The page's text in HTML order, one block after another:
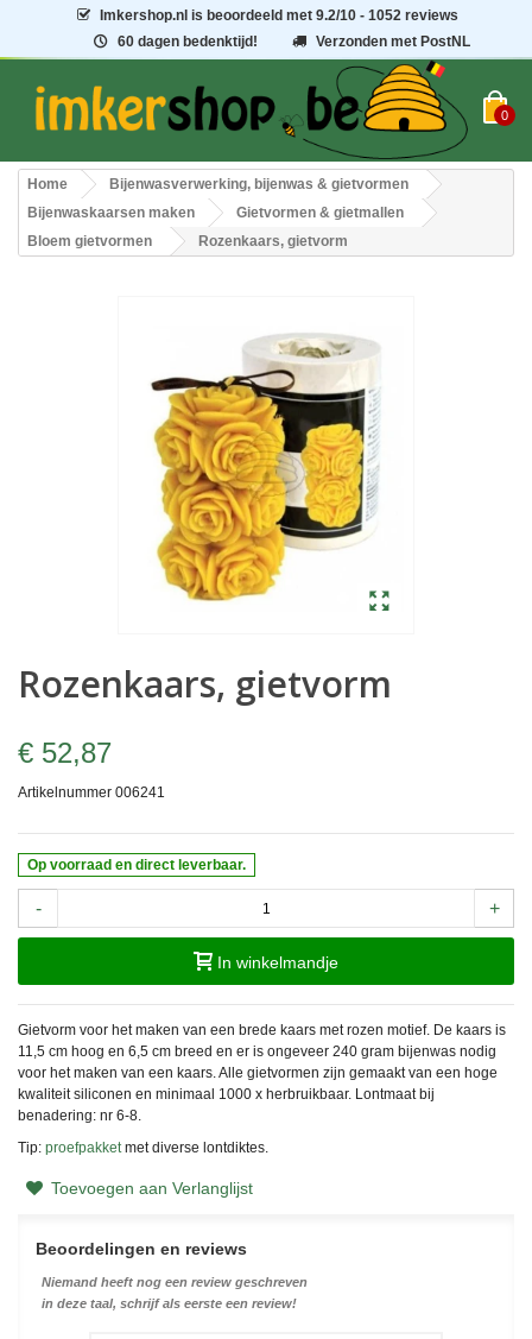
Imkershop.nl is beoordeeld met9.2/10 - 1052 reviews
60 dagen bedenktijd!
Verzonden met PostNL
0
Home
Bijenwasverwerking, bijenwas & gietvormen
Bijenwaskaarsen maken
Gietvormen & gietmallen
Bloem gietvormen
Rozenkaars, gietvorm
Rozenkaars, gietvorm
€ 52,87
Artikelnummer 006241
Op voorraad en direct leverbaar.
- +
In winkelmandje
Gietvorm voor het maken van een brede kaars met rozen motief. De kaars is
11,5 cm hoog en 6,5 cm breed en er is ongeveer 240 gram bijenwas nodig
voor het maken van een kaars. Alle gietvormen zijn gemaakt van een hoge
kwaliteit siliconen en minimaal 1000 x herbruikbaar. Lontmaat bij
benadering: nr 6-8.
Tip: proefpakketmet diverse lontdiktes.
Toevoegen aan Verlanglijst
Beoordelingen en reviews
Niemand heeft nog een review geschreven
in deze taal, schrijf als eerste een review!